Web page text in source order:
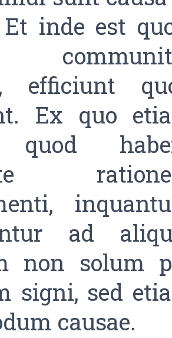
inde est
efficiunt
Ex quo
quod
ad
non solum
signi, sed
causae.